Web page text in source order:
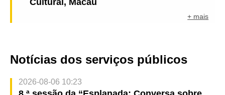
+ mais
Notícias dos serviços públicos
2026-08-06 10:23